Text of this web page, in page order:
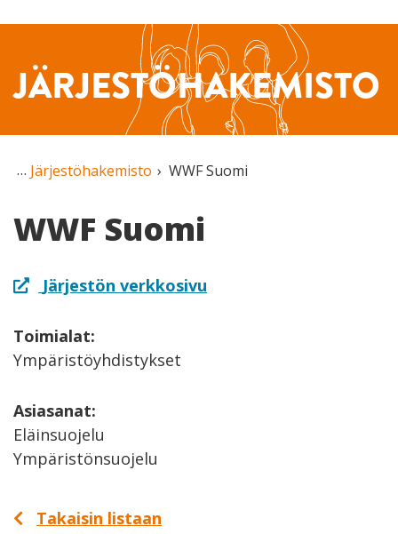
JÄRJESTÖHAKEMISTO
Järjestöhakemisto WWF Suomi
WWF Suomi
Järjestön verkkosivu
Toimialat:
Ympäristöyhdistykset
Asiasanat:
Eläinsuojelu
Ympäristönsuojelu
Takaisin listaan